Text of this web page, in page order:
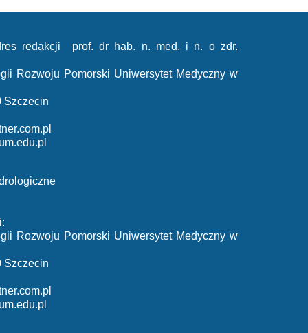
redakcji prof. dr hab. n. med. i n. o zdr.
Rozwoju Pomorski Uniwersytet Medyczny w
Szczecin
Rozwoju Pomorski Uniwersytet Medyczny w
Szczecin